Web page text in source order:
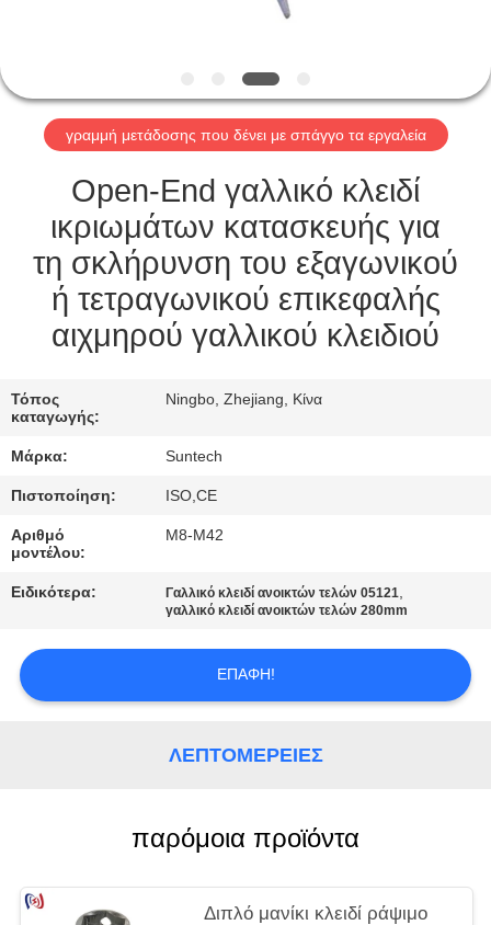
ΕΙΔΉΣΕΙΣ
ΖΗΤΉΣΤΕ
ΜΙΑ
ΠΡΟΣΦΟΡΆ
SITEMAP
ΠΟΛΙΤΙΚΉ
ΑΠΟΡΡΉΤΟΥ
γραμμή μετάδοσης που δένει με σπάγγο τα εργαλεία
Open-End γαλλικό κλειδί
ικριωμάτων κατασκευής για
τη σκλήρυνση του εξαγωνικού
ή τετραγωνικού επικεφαλής
αιχμηρού γαλλικού κλειδιού
Τόπος
καταγωγής:
Ningbo, Zhejiang, Κίνα
Μάρκα: Suntech
Πιστοποίηση: ISO,CE
Αριθμό
μοντέλου:
M8-M42
Ειδικότερα: Γαλλικό κλειδί ανοικτών τελών 05121,
γαλλικό κλειδί ανοικτών τελών 280mm
ΕΠΑΦΉ!
ΛΕΠΤΟΜΈΡΕΙΕΣ
παρόμοια προϊόντα
Διπλό μανίκι κλειδί ράψιμο